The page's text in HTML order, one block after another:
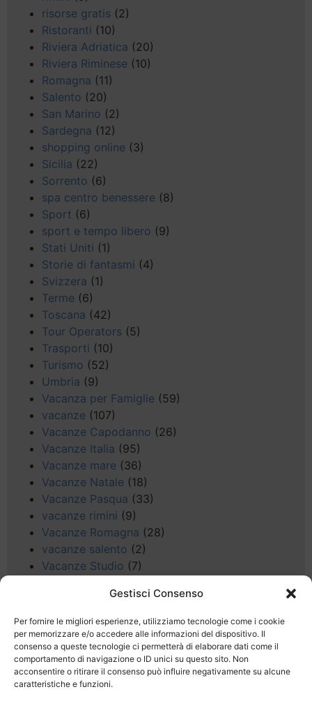
Gestisci Consenso
Per fornire le migliori esperienze, utilizziamo tecnologie come i cookie
per memorizzare e/o accedere alle informazioni del dispositivo. Il
consenso a queste tecnologie ci permetterà di elaborare dati come il
comportamento di navigazione o ID unici su questo sito. Non
acconsentire o ritirare il consenso può influire negativamente su alcune
caratteristiche e funzioni.
risorse gratis (2)
Ristoranti (10)
Riviera Adriatica (20)
Riviera Riminese (10)
Romagna (11)
Salento (20)
San Marino (2)
Sardegna (12)
shopping online (3)
Sicilia (22)
Sorrento (6)
spa centro benessere (8)
Sport (6)
sport e tempo libero (9)
Stati Uniti (1)
Storie di fantasmi (4)
Svizzera (1)
Terme (6)
Toscana (42)
Tour Operators (5)
Trasporti (10)
Turismo (52)
Umbria (9)
Vacanza per Famiglie (59)
vacanze (107)
Vacanze Capodanno (26)
Vacanze Italia (95)
Vacanze mare (36)
Vacanze Natale (18)
Vacanze Pasqua (33)
vacanze rimini (9)
Vacanze Romagna (28)
vacanze salento (2)
Vacanze Studio (7)
(5)
Veneto (25)
Voli low cost(4)
Web(9)
week end(45)
Wellness(11)